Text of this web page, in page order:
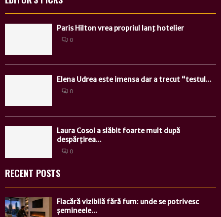
Paris Hilton vrea propriul lanţ hotelier
0
Elena Udrea este imensa dar a trecut “testul...
0
Laura Cosoi a slăbit foarte mult după
despărțirea...
0
RECENT POSTS
Flacără vizibilă fără fum: unde se potrivesc
șemineele...